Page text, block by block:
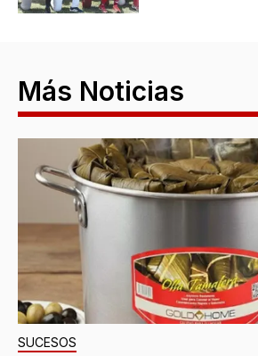
Más Noticias
SUCESOS